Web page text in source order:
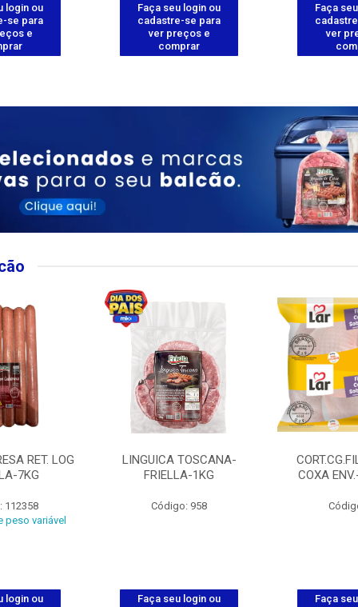
login ou
se para
e
Faça seu login ou
cadastre-se para
ver preços e
comprar
Faça
ver
RET. LOG
7KG
112358
peso variável
login ou
LINGUICA TOSCANA-
FRIELLA-1KG
Código: 958
Faça seu login ou
COXA
Faça